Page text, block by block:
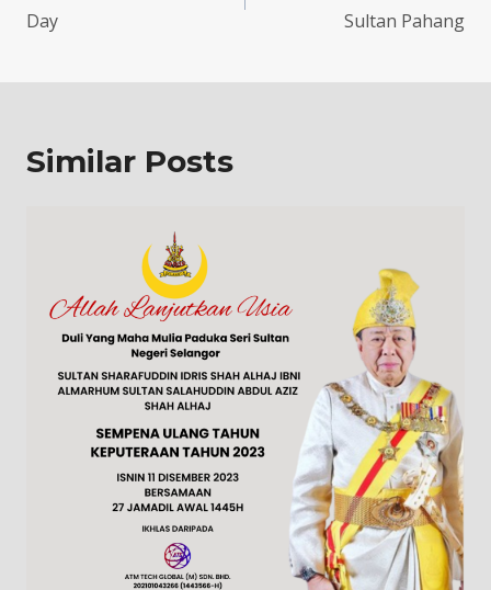
Day
Sultan Pahang
Similar Posts